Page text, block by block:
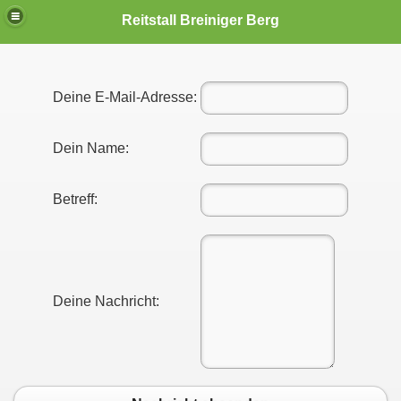
Reitstall Breiniger Berg
Deine E-Mail-Adresse:
Dein Name:
Betreff:
Deine Nachricht: